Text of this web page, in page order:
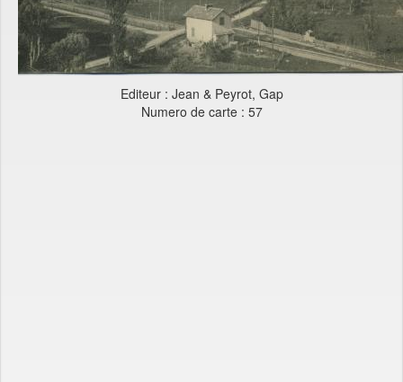
Editeur : Jean & Peyrot, Gap
Numero de carte : 57